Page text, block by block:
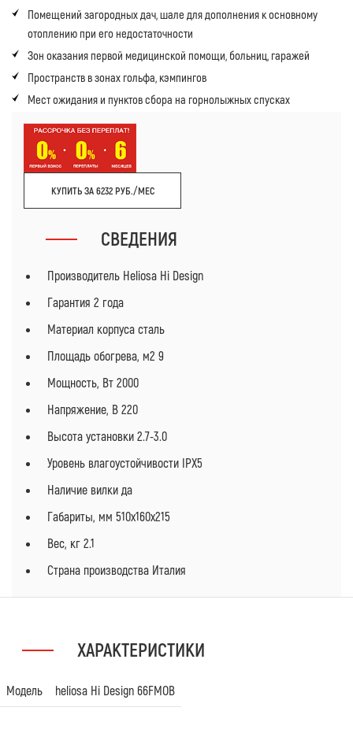
Помещений загородных дач, шале для дополнения к основному
отоплению при его недостаточности
Зон оказания первой медицинской помощи, больниц, гаражей
Пространств в зонах гольфа, кэмпингов
Мест ожидания и пунктов сбора на горнолыжных спусках
КУПИТЬ ЗА 6232 РУБ./МЕС
СВЕДЕНИЯ
Производитель Heliosa Hi Design
Гарантия 2 года
Материал корпуса сталь
Площадь обогрева, м2 9
Мощность, Вт 2000
Напряжение, В 220
Высота установки 2.7-3.0
Уровень влагоустойчивости IPX5
Наличие вилки да
Габариты, мм 510х160х215
Вес, кг 2.1
Страна производства Италия
ХАРАКТЕРИСТИКИ
Модель heliosa Hi Design 66FMOB